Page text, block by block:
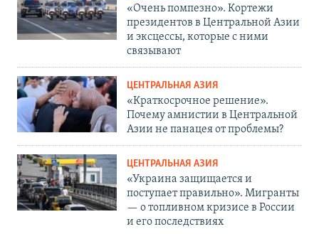
«Очень помпезно». Кортежи
президентов в Центральной Азии
и эксцессы, которые с ними
связывают
ЦЕНТРАЛЬНАЯ АЗИЯ
«Краткосрочное решение».
Почему амнистии в Центральной
Азии не панацея от проблемы?
ЦЕНТРАЛЬНАЯ АЗИЯ
«Украина защищается и
поступает правильно». Мигранты
— о топливном кризисе в России
и его последствиях